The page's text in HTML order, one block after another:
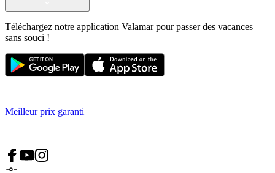
Téléchargez notre application Valamar pour passer des vacances
sans souci !
Meilleur prix garanti